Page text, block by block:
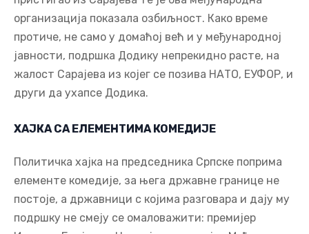
организација показала озбиљност. Како време
протиче, не само у домаћој већ и у међународној
јавности, подршка Додику непрекидно расте, на
жалост Сарајева из којег се позива НАТО, ЕУФОР, и
други да ухапсе Додика.
ХАЈКА СА ЕЛЕМЕНТИМА КОМЕДИЈЕ
Политичка хајка на председника Српске поприма
елементе комедије, за њега државне границе не
постоје, а државници с којима разговара и дају му
подршку не смеју се омаловажити: премијер